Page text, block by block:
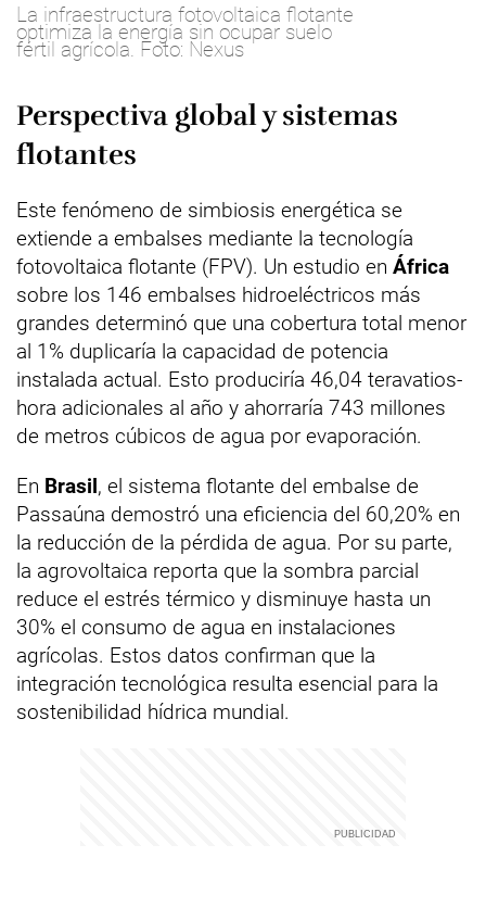
La infraestructura fotovoltaica flotante
optimiza la energía sin ocupar suelo
fértil agrícola. Foto: Nexus
Perspectiva global y sistemas
flotantes
Este fenómeno de simbiosis energética se
extiende a embalses mediante la tecnología
fotovoltaica flotante (FPV). Un estudio en África
sobre los 146 embalses hidroeléctricos más
grandes determinó que una cobertura total menor
al 1% duplicaría la capacidad de potencia
instalada actual. Esto produciría 46,04 teravatios-
hora adicionales al año y ahorraría 743 millones
de metros cúbicos de agua por evaporación.
En Brasil, el sistema flotante del embalse de
Passaúna demostró una eficiencia del 60,20% en
la reducción de la pérdida de agua. Por su parte,
la agrovoltaica reporta que la sombra parcial
reduce el estrés térmico y disminuye hasta un
30% el consumo de agua en instalaciones
agrícolas. Estos datos confirman que la
integración tecnológica resulta esencial para la
sostenibilidad hídrica mundial.